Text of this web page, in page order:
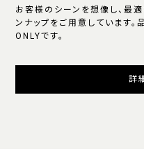
お客様のシーンを想像し、最
ンナップをご用意しています
ONLYです。
詳